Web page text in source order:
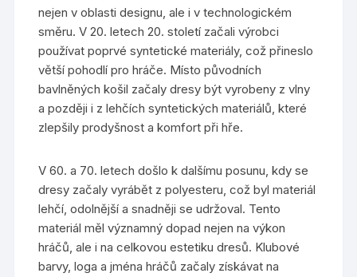
nejen v oblasti designu, ale i v technologickém
směru. V 20. letech 20. století začali výrobci
používat poprvé syntetické materiály, což přineslo
větší pohodlí pro hráče. Místo původních
bavlněných košil začaly dresy být vyrobeny z vlny
a později i z lehčích syntetických materiálů, které
zlepšily prodyšnost a komfort při hře.
V 60. a 70. letech došlo k dalšímu posunu, kdy se
dresy začaly vyrábět z polyesteru, což byl materiál
lehčí, odolnější a snadněji se udržoval. Tento
materiál měl významný dopad nejen na výkon
hráčů, ale i na celkovou estetiku dresů. Klubové
barvy, loga a jména hráčů začaly získávat na